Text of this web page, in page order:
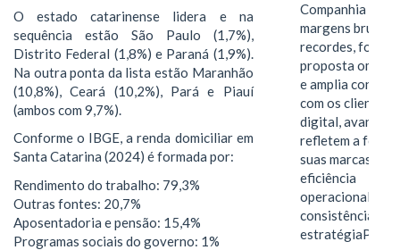
O estado catarinense lidera e na
sequência estão São Paulo (1,7%),
Distrito Federal (1,8%) e Paraná (1,9%).
Na outra ponta da lista estão Maranhão
(10,8%), Ceará (10,2%), Pará e Piauí
(ambos com 9,7%).
Conforme o IBGE, a renda domiciliar em
Santa Catarina (2024) é formada por:
Rendimento do trabalho: 79,3%
Outras fontes: 20,7%
Aposentadoria e pensão: 15,4%
Programas sociais do governo: 1%
Companhia
margens brutas
recordes,
proposta
e amplia
com os clientes
digital, avanços
refletem a força
suas marcas, a
eficiência
operacional e a
consistência de